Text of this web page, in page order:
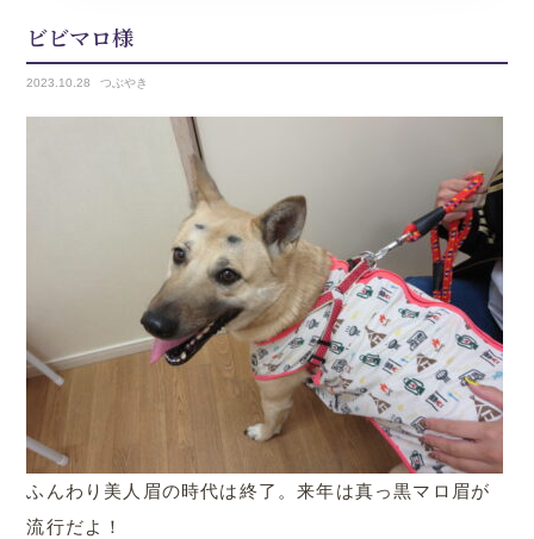
ビビマロ様
2023.10.28 つぶやき
ふんわり美人眉の時代は終了。来年は真っ黒マロ眉が
流行だよ！